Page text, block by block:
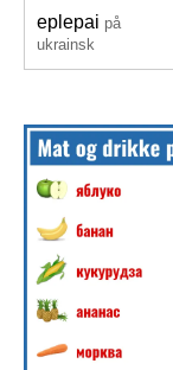
eplepai på
ukrainsk